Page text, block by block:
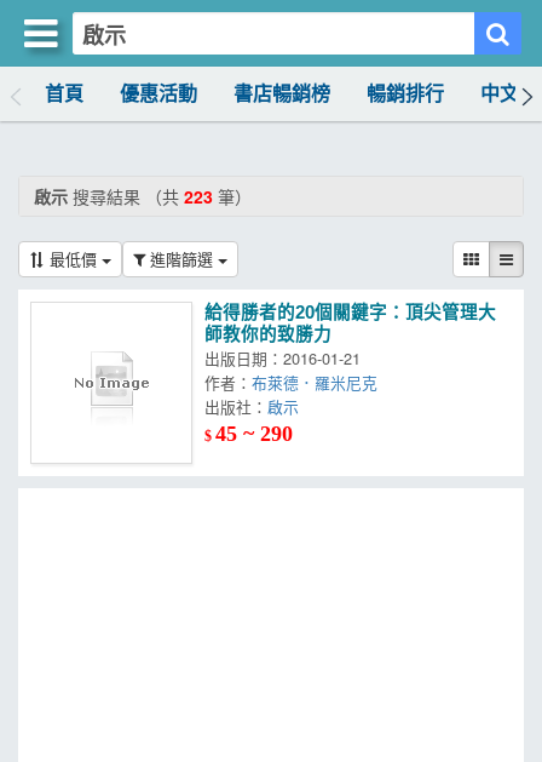
首頁 優惠活動 書店暢銷榜 暢銷排行 中文書
啟示 搜尋結果 （共 223 筆）
最低價 進階篩選
給得勝者的20個關鍵字：頂尖管理大
師教你的致勝力
出版日期：2016-01-21
作者：布萊德．羅米尼克
出版社：
$45 ~ 290
買書網
書店暢銷榜
中文書
外文書